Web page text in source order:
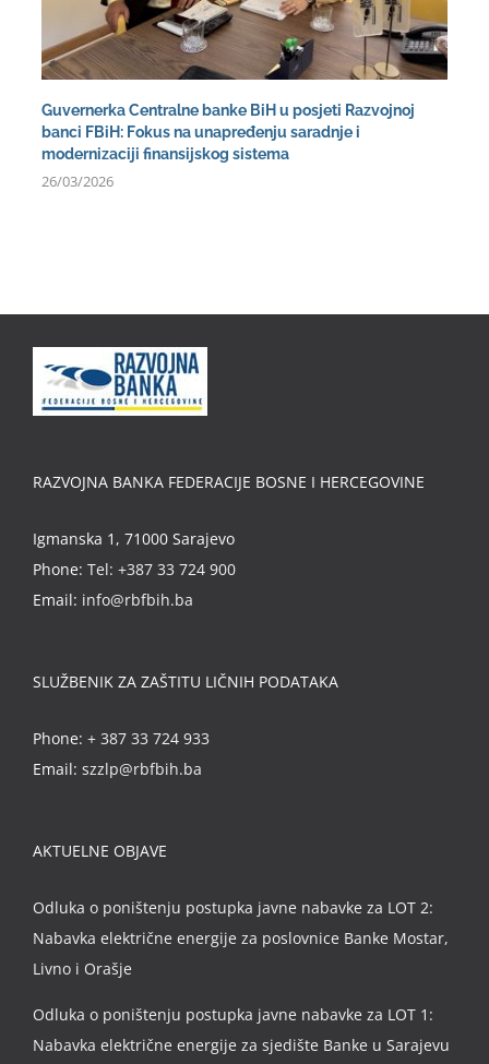
Guvernerka Centralne banke BiH u posjeti Razvojnoj
banci FBiH: Fokus na unapređenju saradnje i
modernizaciji finansijskog sistema
26/03/2026
RAZVOJNA BANKA FEDERACIJE BOSNE I HERCEGOVINE
Igmanska 1, 71000 Sarajevo
Phone: Tel: +387 33 724 900
Email: info@rbfbih.ba
SLUŽBENIK ZA ZAŠTITU LIČNIH PODATAKA
Phone: + 387 33 724 933
Email: szzlp@rbfbih.ba
AKTUELNE OBJAVE
Odluka o poništenju postupka javne nabavke za LOT 2:
Nabavka električne energije za poslovnice Banke Mostar,
Livno i Orašje
Odluka o poništenju postupka javne nabavke za LOT 1:
Nabavka električne energije za sjedište Banke u Sarajevu